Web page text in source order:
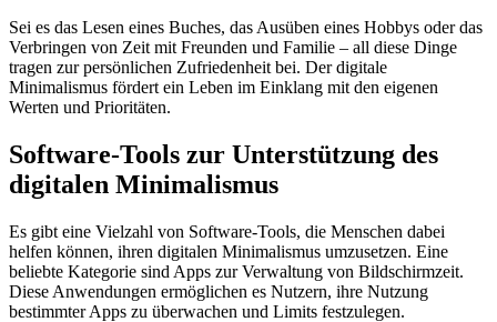
Sei es das Lesen eines Buches, das Ausüben eines Hobbys oder das
Verbringen von Zeit mit Freunden und Familie – all diese Dinge
tragen zur persönlichen Zufriedenheit bei. Der digitale
Minimalismus fördert ein Leben im Einklang mit den eigenen
Werten und Prioritäten.
Software-Tools zur Unterstützung des
digitalen Minimalismus
Es gibt eine Vielzahl von Software-Tools, die Menschen dabei
helfen können, ihren digitalen Minimalismus umzusetzen. Eine
beliebte Kategorie sind Apps zur Verwaltung von Bildschirmzeit.
Diese Anwendungen ermöglichen es Nutzern, ihre Nutzung
bestimmter Apps zu überwachen und Limits festzulegen.